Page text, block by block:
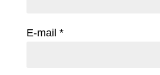
E-mail *